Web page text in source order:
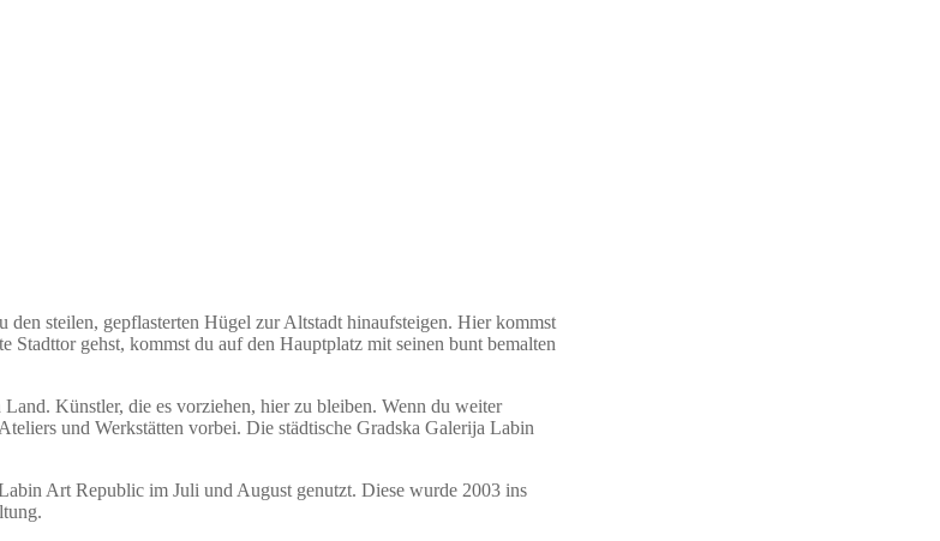
steilen, gepflasterten Hügel zur Altstadt hinaufsteigen. Hier kommst
gehst, kommst du auf den Hauptplatz mit seinen bunt bemalten
Künstler, die es vorziehen, hier zu bleiben. Wenn du weiter
und Werkstätten vorbei. Die städtische Gradska Galerija Labin
Art Republic im Juli und August genutzt. Diese wurde 2003 ins